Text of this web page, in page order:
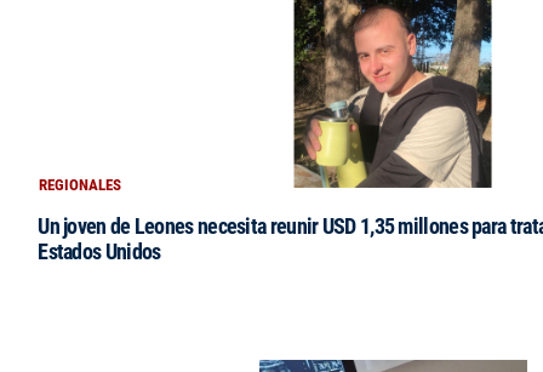
REGIONALES
Un joven de Leones necesita reunir USD 1,35 millones para
Estados Unidos